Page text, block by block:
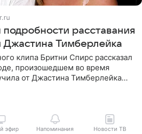
расставания
Джастина Тимберлейка
клипа Бритни Спирс рассказал
произошедшем во время
от Джастина Тимберлейка
эфир Напоминания Новости ТВ